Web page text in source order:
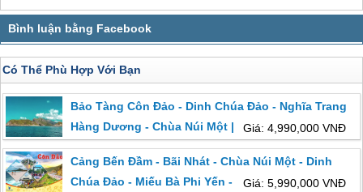
Có Thể Phù Hợp Với Bạn
Bảo Tàng Côn Đảo - Dinh Chúa Đảo - Nghĩa Trang
Hàng Dương - Chùa Núi Một | 2 Ngày 1 Đêm Từ Hồ
Chí Minh
Giá: 4,990,000 VNĐ
Cảng Bến Đầm - Bãi Nhát - Chùa Núi Một - Dinh
Chúa Đảo - Miếu Bà Phi Yến - Miếu Cậu - Bãi Đầm
Giá: 5,990,000 VNĐ